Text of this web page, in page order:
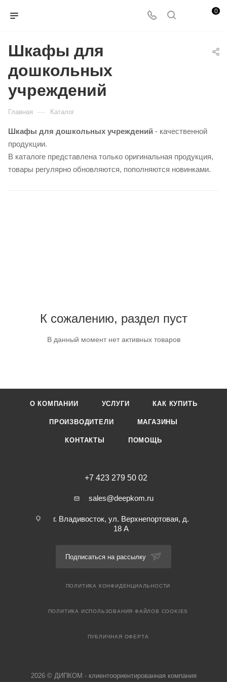
0
Шкафы для
дошкольных
учреждений
Главная — Каталог
Шкафы для дошкольных учреждений - качественной
продукции.
В каталоге представлена только оригинальная продукция,
товары регулярно обновляются, пополняются новинками.
К сожалению, раздел пуст
В данный момент нет активных товаров
О КОМПАНИИ УСЛУГИ КАК КУПИТЬ
ПРОИЗВОДИТЕЛИ МАГАЗИНЫ
КОНТАКТЫ ПОМОЩЬ
+7 423 279 50 02
sales@deepkom.ru
г. Владивосток, ул. Верхнепортовая, д.
18 А
Подписаться на рассылку
ПОЛИТИКА КОНФИДЕНЦИАЛЬНОСТИ
ПОЛИТИКА ИСПОЛЬЗОВАНИЯ ФАЙЛОВ COOKIES
ПУБЛИЧНАЯ ОФЕРТА
2026 © ДИПКОМ - клиентоориентированная компания